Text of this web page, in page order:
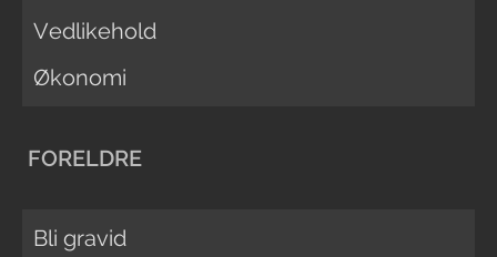
Vedlikehold
Økonomi
FORELDRE
Bli gravid